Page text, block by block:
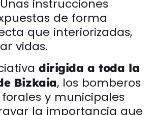
instrucciones
de forma
que interiorizadas,
vidas.
dirigida a toda la
Bizkaia, los bomberos
y municipales
la importancia que